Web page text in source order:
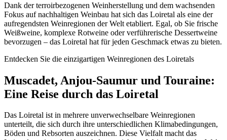
Dank der terroirbezogenen Weinherstellung und dem wachsenden
Fokus auf nachhaltigen Weinbau hat sich das Loiretal als eine der
aufregendsten Weinregionen der Welt etabliert. Egal, ob Sie frische
Weißweine, komplexe Rotweine oder verführerische Dessertweine
bevorzugen – das Loiretal hat für jeden Geschmack etwas zu bieten.
Entdecken Sie die einzigartigen Weinregionen des Loiretals
Muscadet, Anjou-Saumur und Touraine:
Eine Reise durch das Loiretal
Das Loiretal ist in mehrere unverwechselbare Weinregionen
unterteilt, die sich durch ihre unterschiedlichen Klimabedingungen,
Böden und Rebsorten auszeichnen. Diese Vielfalt macht das